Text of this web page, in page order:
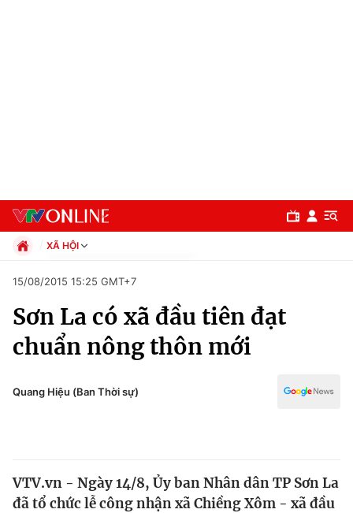
Chuyên mục
Chính trị
Xã hội
Y tế
XÃ HỘI
Xã hội
Pháp luật
Kinh tế
Thể thao
Văn hóa - Giải trí
Giáo dục
15/08/2015 15:25 GMT+7
Sơn La có xã đầu tiên đạt
chuẩn nông thôn mới
Quang Hiệu (Ban Thời sự)
VTV.vn - Ngày 14/8, Ủy ban Nhân dân TP Sơn La
đã tổ chức lễ công nhận xã Chiềng Xôm - xã đầu